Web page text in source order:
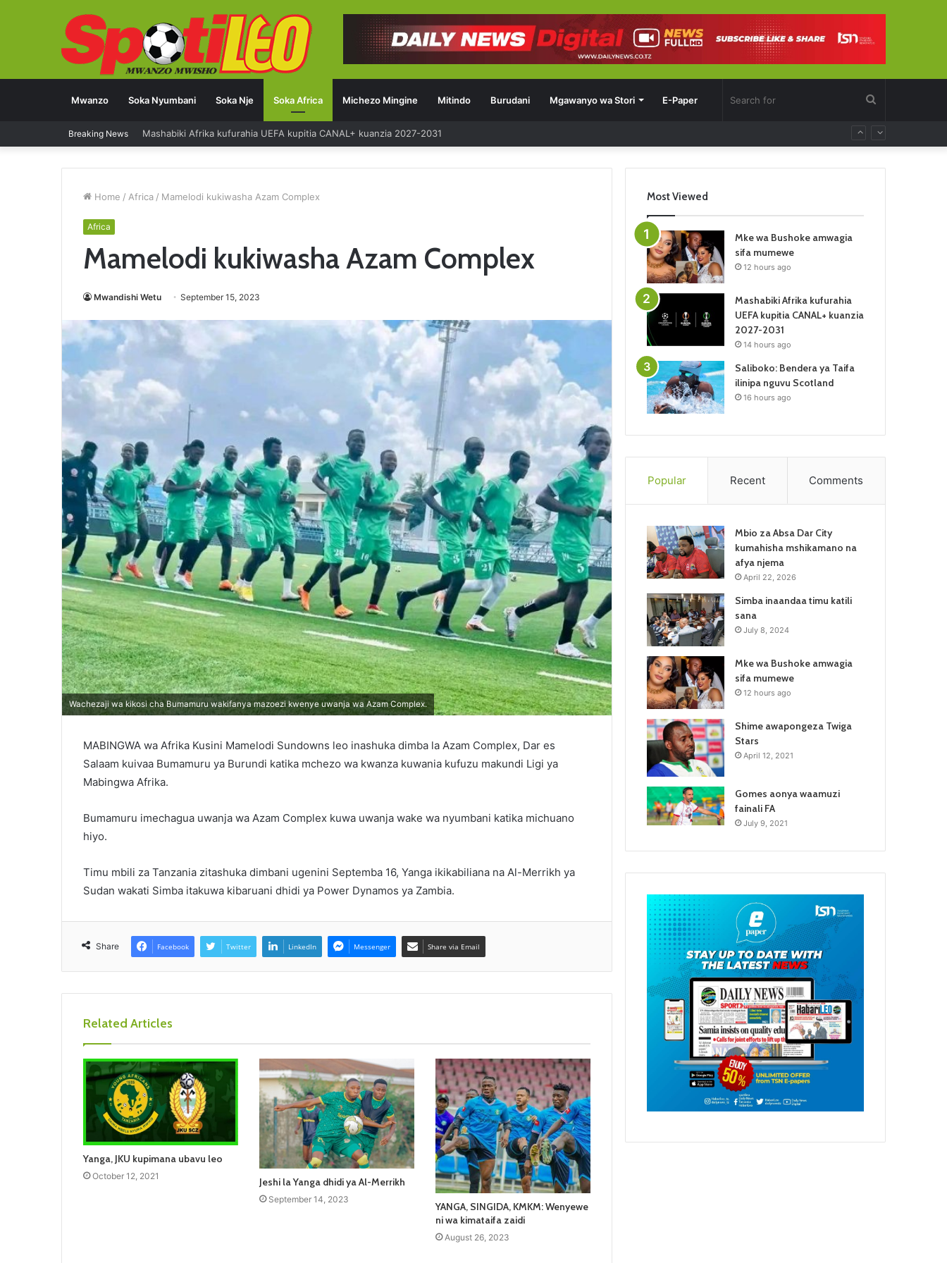
Mwanzo Soka Nyumbani Soka Nje Soka Africa Michezo Mingine Mitindo Burudani Mgawanyo wa Stori E-Paper
Breaking News Mashabiki Afrika kufurahia UEFA kupitia CANAL+ kuanzia 2027-2031
Home / Africa / Mamelodi kukiwasha Azam Complex
Africa
Mamelodi kukiwasha Azam Complex
Mwandishi Wetu September 15, 2023
Wachezaji wa kikosi cha Bumamuru wakifanya mazoezi kwenye uwanja wa Azam Complex.
MABINGWA wa Afrika Kusini Mamelodi Sundowns leo inashuka dimba la Azam Complex, Dar es
Salaam kuivaa Bumamuru ya Burundi katika mchezo wa kwanza kuwania kufuzu makundi Ligi ya
Mabingwa Afrika.
Bumamuru imechagua uwanja wa Azam Complex kuwa uwanja wake wa nyumbani katika michuano
hiyo.
Timu mbili za Tanzania zitashuka dimbani ugenini Septemba 16, Yanga ikikabiliana na Al-Merrikh ya
Sudan wakati Simba itakuwa kibaruani dhidi ya Power Dynamos ya Zambia.
Share Facebook Twitter LinkedIn Messenger Share via Email
Related Articles
Yanga, JKU kupimana ubavu leo
October 12, 2021 Jeshi la Yanga dhidi ya Al-Merrikh
September 14, 2023
YANGA, SINGIDA, KMKM: Wenyewe
ni wa kimataifa zaidi
August 26, 2023
Most Viewed
Mke wa Bushoke amwagia
sifa mumewe
12 hours ago
Mashabiki Afrika kufurahia
UEFA kupitia CANAL+ kuanzia
2027-2031
14 hours ago
Saliboko: Bendera ya Taifa
ilinipa nguvu Scotland
16 hours ago
Popular Recent Comments
Mbio za Absa Dar City
kumahisha mshikamano na
afya njema
April 22, 2026
Simba inaandaa timu katili
sana
July 8, 2024
Mke wa Bushoke amwagia
sifa mumewe
12 hours ago
Shime awapongeza Twiga
Stars
April 12, 2021
Gomes aonya waamuzi
fainali FA
July 9, 2021